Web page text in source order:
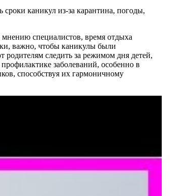
каникул из-за карантина, погоды,
специалистов, время отдыха
важно, чтобы каникулы были
родителям следить за режимом дня детей,
заболеваний, особенно в
способствуя их гармоничному